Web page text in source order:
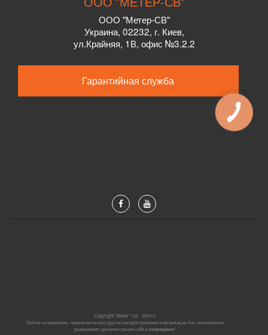
ООО "Метер-СВ"
Украина, 02232, г. Киев,
ул.Крайняя, 1В, офис №3.2.2
Гарантийная служба
Copyright "Meter" Ltd - 2014 ©
Любое копирование, перепечатка или другое распространение информации без письменного
разрешения администрации сайтазапрещено!